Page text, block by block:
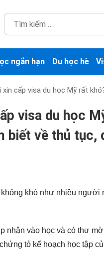
ngắn hạn Du học hè
xin cấp visa du học Mỹ rất
visa du học
biết về thủ tục,
khó như nhiều
nhận vào học và có thư
tỏ kể hoạch học tập